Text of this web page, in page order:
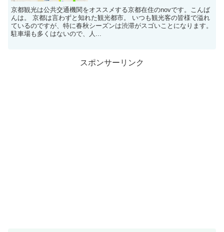
京都観光は公共交通機関をオススメする京都在住のnovです。こんば
んは。 京都は言わずと知れた観光都市。 いつも観光客の皆様で溢れ
ているのですが、特に春秋シーズンは渋滞がスゴいことになります。
駐車場も多くはないので、人...
スポンサーリンク